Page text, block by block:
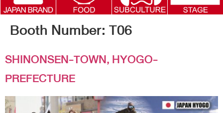
Booth Number:T06
SHINONSEN-TOWN, HYOGO-
PREFECTURE